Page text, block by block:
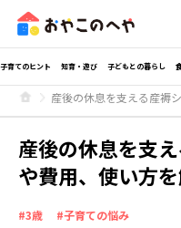
子育てのヒント 知育・遊び 子どもとの暮らし
産後の休息を支える産褥
産後の休息を支
や費用、使い方
#3歳 #子育ての悩み